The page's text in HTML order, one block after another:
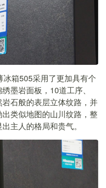
冰箱505采用了更加具有个
墨岩面板，10道工序、
石般的表层立体纹路，并
类似地图的山川纹路，整
主人的格局和贵气。